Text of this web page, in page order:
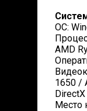
ОС:
AMD
1650 /
DirectX
Место